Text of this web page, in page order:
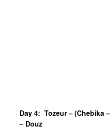
Day 4: Tozeur– (Chebika
– Douz